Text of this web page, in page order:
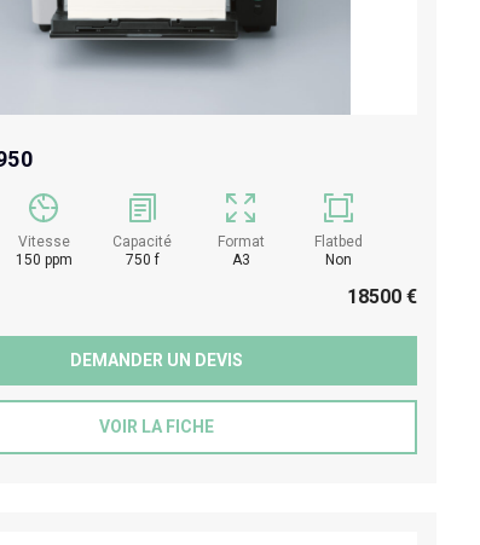
Vitesse
150 ppm
Capacité
750 f
Format
A3
Flatbed
Non
18500 €
DEMANDER UN DEVIS
VOIR LA FICHE